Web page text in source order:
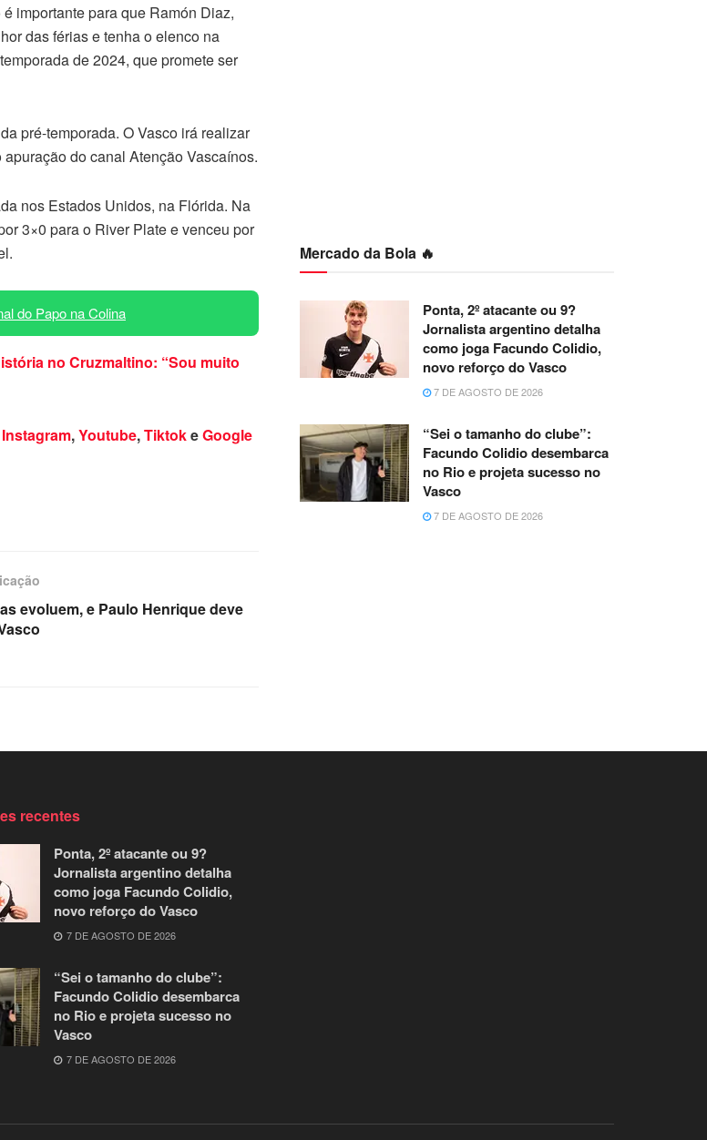
importante para que Ramón Diaz,
das férias e tenha o elenco na
de 2024, que promete ser
pré-temporada. O Vasco irá realizar
do canal Atenção Vascaínos.
nos Estados Unidos, na Flórida. Na
3×0 para o River Plate e venceu por
do Papo na Colina
no Cruzmaltino: “Sou muito
Instagram,Youtube,TiktokeGoogle
evoluem, e Paulo Henrique deve
Mercado da Bola 🔥
Ponta, 2º atacante ou 9?
Jornalista argentino detalha
como joga Facundo Colidio,
novo reforço do Vasco
7 DE AGOSTO DE 2026
“Sei o tamanho do clube”:
Facundo Colidio desembarca
no Rio e projeta sucesso no
Vasco
7 DE AGOSTO DE 2026
recentes
Ponta, 2º atacante ou 9?
Jornalista argentino detalha
como joga Facundo Colidio,
novo reforço do Vasco
7 DE AGOSTO DE 2026
“Sei o tamanho do clube”:
Facundo Colidio desembarca
no Rio e projeta sucesso no
Vasco
7 DE AGOSTO DE 2026